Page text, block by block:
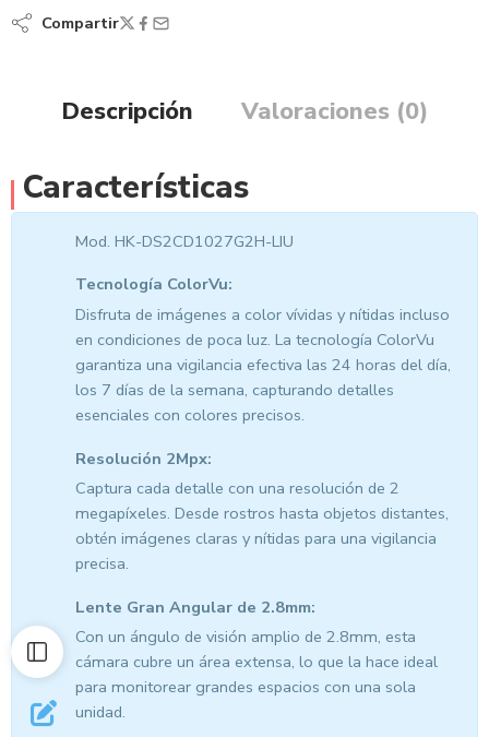
Compartir
Descripción Valoraciones (0)
Características
Mod. HK-DS2CD1027G2H-LIU
Tecnología ColorVu:
Disfruta de imágenes a color vívidas y nítidas incluso
en condiciones de poca luz. La tecnología ColorVu
garantiza una vigilancia efectiva las 24 horas del día,
los 7 días de la semana, capturando detalles
esenciales con colores precisos.
Resolución 2Mpx:
Captura cada detalle con una resolución de 2
megapíxeles. Desde rostros hasta objetos distantes,
obtén imágenes claras y nítidas para una vigilancia
precisa.
Lente Gran Angular de 2.8mm:
Con un ángulo de visión amplio de 2.8mm, esta
cámara cubre un área extensa, lo que la hace ideal
para monitorear grandes espacios con una sola
unidad.